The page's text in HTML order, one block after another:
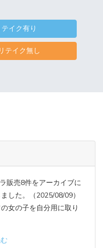
イク有り
テイク無し
販売8件をアーカイブに
した。（2025/08/09）
女の子を自分用に取り